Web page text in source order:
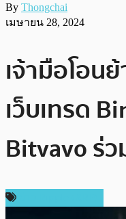
By Thongchai
เมษายน 28, 2024
เจ้ามือโอน
เว็บเทรด
Bitvavo ร่